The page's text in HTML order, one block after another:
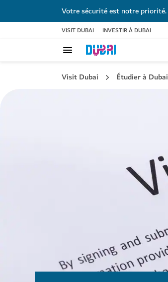
Votre sécurité est notre priorité.
VISIT DUBAI INVESTIR À DUBAI
Visit Dubai Étudier à Dubai